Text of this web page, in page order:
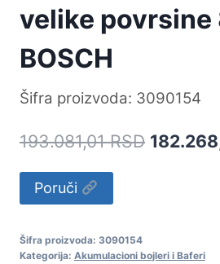
velike povrsine
BOSCH
Šifra proizvoda: 3090154
193.081,01RSD
Poruči
Šifra proizvoda: 3090154
Kategorija: Akumulacioni bojleri i Baferi